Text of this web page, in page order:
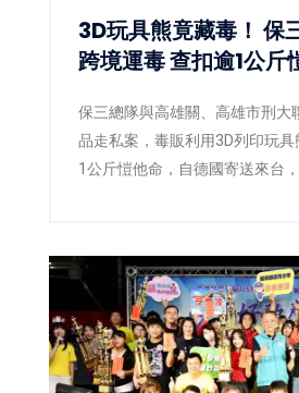
3D玩具熊竟藏毒！ 保
跨境運毒 查扣逾1
保三總隊與高雄關、高雄市刑大
品走私案，毒販利用3D列印玩
1公斤愷他命，自德國寄送來台